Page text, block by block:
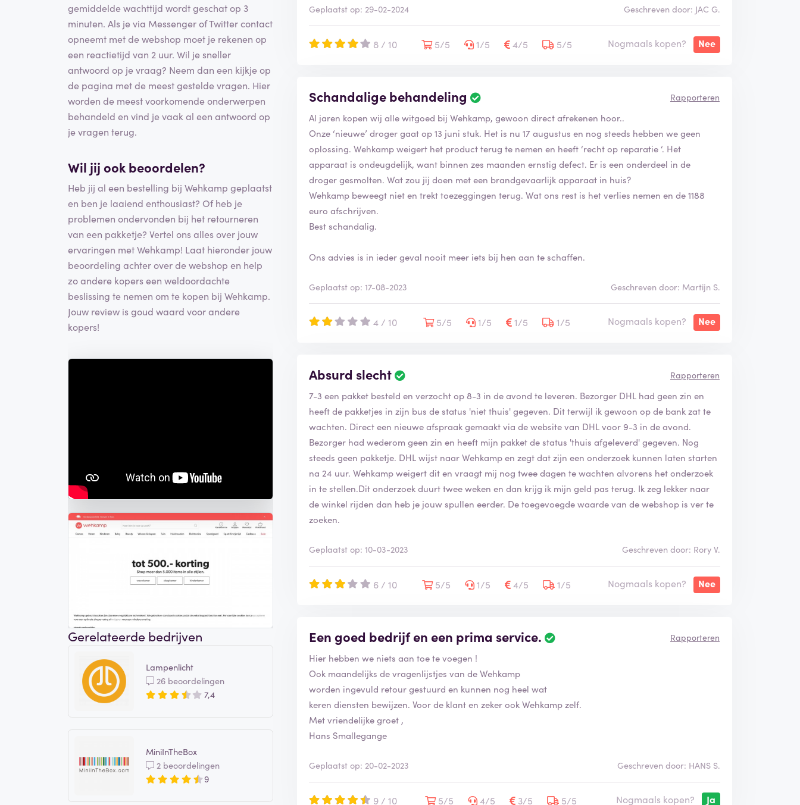
gemiddelde wachttijd wordt geschat op 3
minuten. Als je via Messenger of Twitter contact
opneemt met de webshop moet je rekenen op
een reactietijd van 2 uur. Wil je sneller
antwoord op je vraag? Neem dan een kijkje op
de pagina met de meest gestelde vragen. Hier
worden de meest voorkomende onderwerpen
behandeld en vind je vaak al een antwoord op
je vragen terug.
Wil jij ook beoordelen?
Heb jij al een bestelling bij Wehkamp geplaatst
en ben je laaiend enthousiast? Of heb je
problemen ondervonden bij het retourneren
van een pakketje? Vertel ons alles over jouw
ervaringen met Wehkamp! Laat hieronder jouw
beoordeling achter over de webshop en help
zo andere kopers een weldoordachte
beslissing te nemen om te kopen bij Wehkamp.
Jouw review is goud waard voor andere
kopers!
Gerelateerde bedrijven
Lampenlicht
26 beoordelingen
7,4
MiniInTheBox
2 beoordelingen
9
Geplaatst op: 29-02-2024 Geschreven door: JAC G.
8 / 10 5/5 1/5 4/5 5/5 Nogmaals kopen? Nee
Schandalige behandeling Rapporteren
Al jaren kopen wij alle witgoed bij Wehkamp, gewoon direct afrekenen hoor..
Onze ‘nieuwe’ droger gaat op 13 juni stuk. Het is nu 17 augustus en nog steeds hebben we geen
oplossing. Wehkamp weigert het product terug te nemen en heeft ‘recht op reparatie ‘. Het
apparaat is ondeugdelijk, want binnen zes maanden ernstig defect. Er is een onderdeel in de
droger gesmolten. Wat zou jij doen met een brandgevaarlijk apparaat in huis?
Wehkamp beweegt niet en trekt toezeggingen terug. Wat ons rest is het verlies nemen en de 1188
euro afschrijven.
Best schandalig.
Ons advies is in ieder geval nooit meer iets bij hen aan te schaffen.
Geplaatst op: 17-08-2023 Geschreven door: Martijn S.
4 / 10 5/5 1/5 1/5 1/5 Nogmaals kopen? Nee
Absurd slecht Rapporteren
7-3 een pakket besteld en verzocht op 8-3 in de avond te leveren. Bezorger DHL had geen zin en
heeft de pakketjes in zijn bus de status 'niet thuis' gegeven. Dit terwijl ik gewoon op de bank zat te
wachten. Direct een nieuwe afspraak gemaakt via de website van DHL voor 9-3 in de avond.
Bezorger had wederom geen zin en heeft mijn pakket de status 'thuis afgeleverd' gegeven. Nog
steeds geen pakketje. DHL wijst naar Wehkamp en zegt dat zijn een onderzoek kunnen laten starten
na 24 uur. Wehkamp weigert dit en vraagt mij nog twee dagen te wachten alvorens het onderzoek
in te stellen.Dit onderzoek duurt twee weken en dan krijg ik mijn geld pas terug. Ik zeg lekker naar
de winkel rijden dan heb je jouw spullen eerder. De toegevoegde waarde van de webshop is ver te
zoeken.
Geplaatst op: 10-03-2023 Geschreven door: Rory V.
6 / 10 5/5 1/5 4/5 1/5 Nogmaals kopen? Nee
Een goed bedrijf en een prima service. Rapporteren
Hier hebben we niets aan toe te voegen !
Ook maandelijks de vragenlijstjes van de Wehkamp
worden ingevuld retour gestuurd en kunnen nog heel wat
keren diensten bewijzen. Voor de klant en zeker ook Wehkamp zelf.
Met vriendelijke groet ,
Hans Smallegange
Geplaatst op: 20-02-2023 Geschreven door: HANS S.
9 / 10 5/5 4/5 3/5 5/5 Nogmaals kopen? Ja